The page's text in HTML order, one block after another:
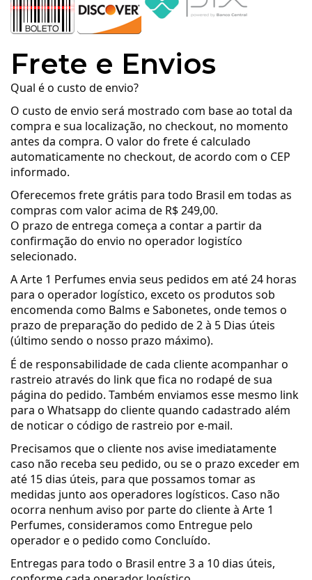
Frete e Envios
Qual é o custo de envio?
O custo de envio será mostrado com base ao total da
compra e sua localização, no checkout, no momento
antes da compra. O valor do frete é calculado
automaticamente no checkout, de acordo com o CEP
informado.
Oferecemos frete grátis para todo Brasil em todas as
compras com valor acima de R$ 249,00.
O prazo de entrega começa a contar a partir da
confirmação do envio no operador logistíco
selecionado.
A Arte 1 Perfumes envia seus pedidos em até 24 horas
para o operador logístico, exceto os produtos sob
encomenda como Balms e Sabonetes, onde temos o
prazo de preparação do pedido de 2 à 5 Dias úteis
(último sendo o nosso prazo máximo).
É de responsabilidade de cada cliente acompanhar o
rastreio através do link que fica no rodapé de sua
página do pedido. Também enviamos esse mesmo link
para o Whatsapp do cliente quando cadastrado além
de noticar o código de rastreio por e-mail.
Precisamos que o cliente nos avise imediatamente
caso não receba seu pedido, ou se o prazo exceder em
até 15 dias úteis, para que possamos tomar as
medidas junto aos operadores logísticos. Caso não
ocorra nenhum aviso por parte do cliente à Arte 1
Perfumes, consideramos como Entregue pelo
operador e o pedido como Concluído.
Entregas para todo o Brasil entre 3 a 10 dias úteis,